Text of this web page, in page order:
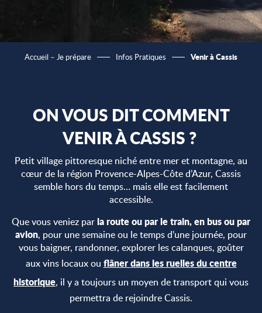
Accueil – Je prépare Infos Pratiques Venir à Cassis
ON VOUS DIT COMMENT
VENIR À CASSIS ?
Petit village pittoresque niché entre mer et montagne, au
cœur de la région Provence-Alpes-Côte d’Azur, Cassis
semble hors du temps… mais elle est facilement
accessible.
Que vous veniez parla route ou par le train, en bus ou par
avion, pour une semaine ou le temps d’une journée, pour
vous baigner, randonner, explorer les calanques, goûter
aux vins locaux ou flâner dans les ruelles du centre
historique, il y a toujours un moyen de transport qui vous
permettra de rejoindre Cassis.